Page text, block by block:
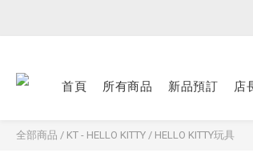
首頁 所有商品 新品預訂 店
全部商品 / KT - HELLO KITTY / HELLO KITTY玩具